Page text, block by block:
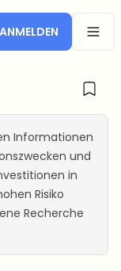
ANMELDEN
Informationen
und
in
Risiko
Recherche